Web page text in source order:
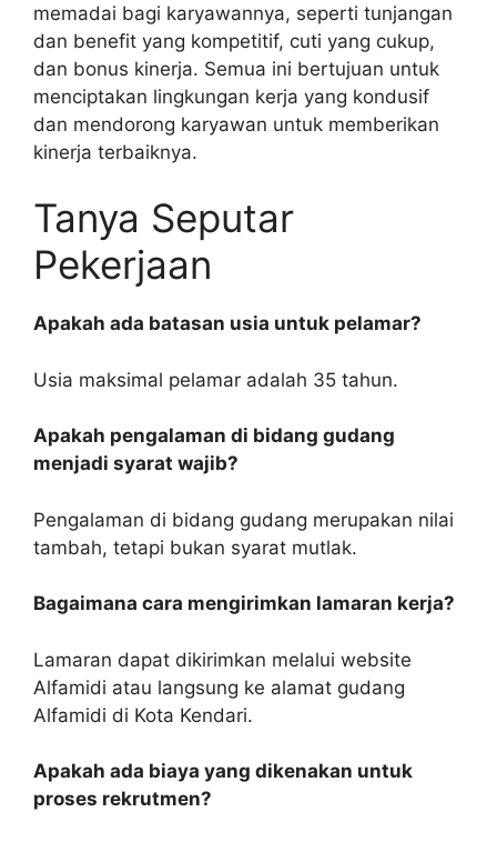
memadai bagi karyawannya, seperti tunjangan
dan benefit yang kompetitif, cuti yang cukup,
dan bonus kinerja. Semua ini bertujuan untuk
menciptakan lingkungan kerja yang kondusif
dan mendorong karyawan untuk memberikan
kinerja terbaiknya.
Tanya Seputar
Pekerjaan
Apakah ada batasan usia untuk pelamar?
Usia maksimal pelamar adalah 35 tahun.
Apakah pengalaman di bidang gudang
menjadi syarat wajib?
Pengalaman di bidang gudang merupakan nilai
tambah, tetapi bukan syarat mutlak.
Bagaimana cara mengirimkan lamaran kerja?
Lamaran dapat dikirimkan melalui website
Alfamidi atau langsung ke alamat gudang
Alfamidi di Kota Kendari.
Apakah ada biaya yang dikenakan untuk
proses rekrutmen?